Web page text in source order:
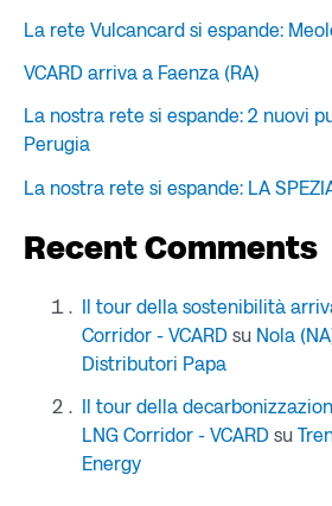
La rete Vulcancard si espande:
VCARD arriva a Faenza (RA)
La nostra rete si espande: 2 nuovi
Perugia
La nostra rete si espande: LA
Recent Comments
Il tour della sostenibilità
Corridor - VCARD su Nola
Distributori Papa
Il tour della
LNG Corridor - VCARD su
Energy